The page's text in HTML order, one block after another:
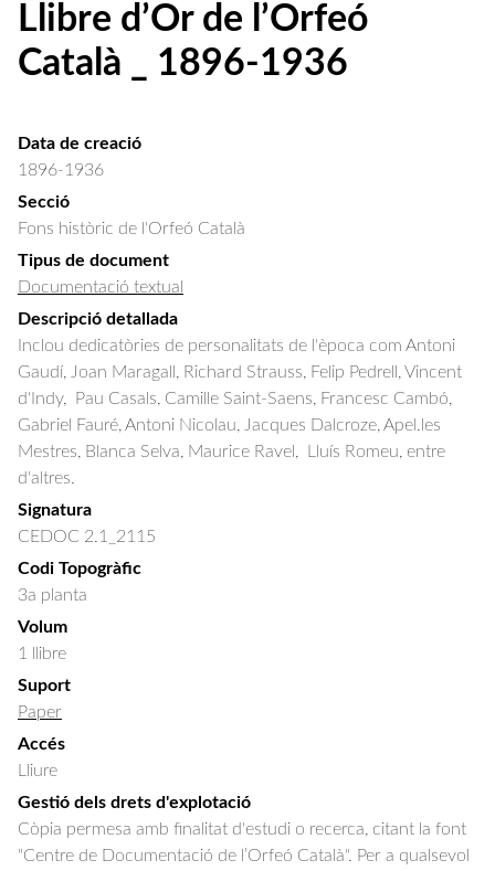
Llibre d’Or de l’Orfeó
Català _ 1896-1936
Data de creació
1896-1936
Secció
Fons històric de l'Orfeó Català
Tipus de document
Documentació textual
Descripció detallada
Inclou dedicatòries de personalitats de l'època com Antoni
Gaudí, Joan Maragall, Richard Strauss, Felip Pedrell, Vincent
d'Indy,  Pau Casals, Camille Saint-Saens, Francesc Cambó,
Gabriel Fauré, Antoni Nicolau, Jacques Dalcroze, Apel.les
Mestres, Blanca Selva, Maurice Ravel,  Lluís Romeu, entre
d'altres.
Signatura
CEDOC 2.1_2115
Codi Topogràfic
3a planta
Volum
1 llibre
Suport
Paper
Accés
Lliure
Gestió dels drets d'explotació
Còpia permesa amb finalitat d'estudi o recerca, citant la font
"Centre de Documentació de l’Orfeó Català". Per a qualsevol